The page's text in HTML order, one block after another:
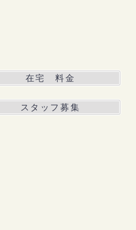
在宅 料金
スタッフ募集